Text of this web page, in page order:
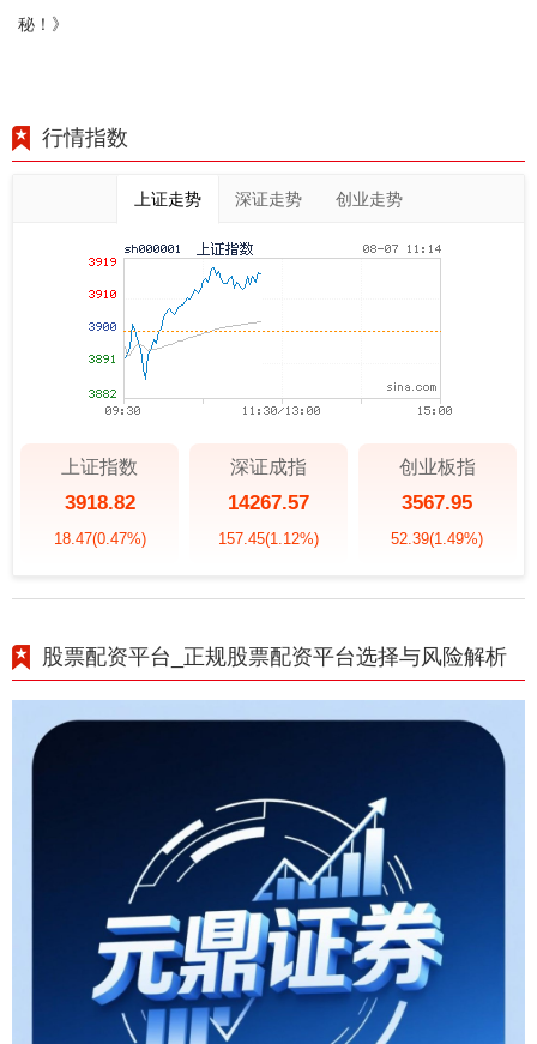
秘！》
行情指数
上证走势 深证走势 创业走势
上证指数
3918.82
18.47(0.47%)
深证成指
14267.57
157.45(1.12%)
创业板指
3567.95
52.39(1.49%)
股票配资平台_正规股票配资平台选择与风险解析